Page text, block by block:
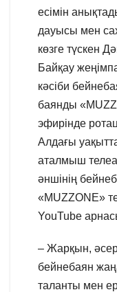
есімін
дауысы мен
көзге түскен
Байқау
кәсіби
баянды
эфирінде
Алдағы
аталмыш
әншінің
«MUZZONE»
YouTube
– Жарқын,
бейнебаян
таланты мен